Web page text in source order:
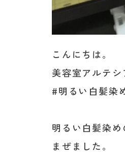
こんにちは。
美容室アルテシ
#明るい白髪
明るい白髪染
まぜました。